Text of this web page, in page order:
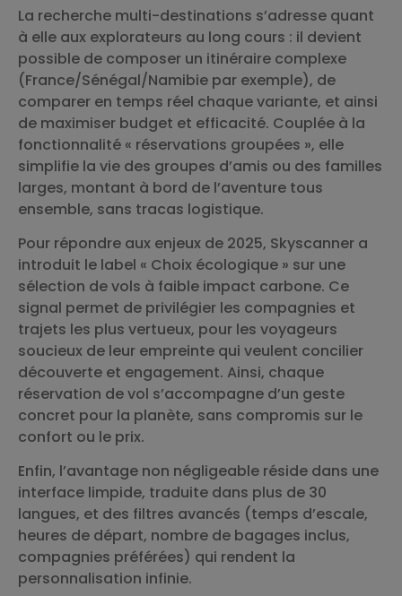
La recherche multi-destinations s’adresse quant
à elle aux explorateurs au long cours : il devient
possible de composer un itinéraire complexe
(France/Sénégal/Namibie par exemple), de
comparer en temps réel chaque variante, et ainsi
de maximiser budget et efficacité. Couplée à la
fonctionnalité « réservations groupées », elle
simplifie la vie des groupes d’amis ou des familles
larges, montant à bord de l’aventure tous
ensemble, sans tracas logistique.
Pour répondre aux enjeux de 2025, Skyscanner a
introduit le label « Choix écologique » sur une
sélection de vols à faible impact carbone. Ce
signal permet de privilégier les compagnies et
trajets les plus vertueux, pour les voyageurs
soucieux de leur empreinte qui veulent concilier
découverte et engagement. Ainsi, chaque
réservation de vol s’accompagne d’un geste
concret pour la planète, sans compromis sur le
confort ou le prix.
Enfin, l’avantage non négligeable réside dans une
interface limpide, traduite dans plus de 30
langues, et des filtres avancés (temps d’escale,
heures de départ, nombre de bagages inclus,
compagnies préférées) qui rendent la
personnalisation infinie.